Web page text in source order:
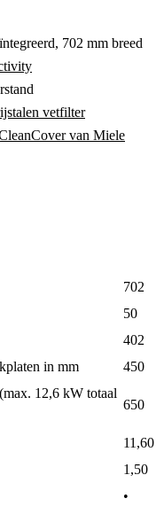
702 mm breed
vetfilter
van Miele
702
50
402
in mm
450
12,6 kW totaal
650
11,60
1,50
•